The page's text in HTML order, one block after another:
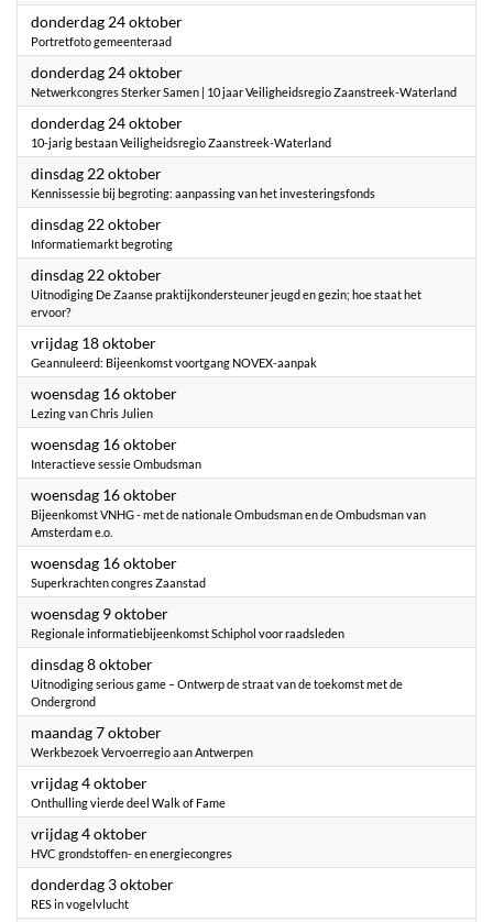
donderdag 24 oktober2024
Portretfoto gemeenteraad
donderdag 24 oktober2024
Netwerkcongres Sterker Samen | 10 jaar Veiligheidsregio Zaanstreek-Waterland
donderdag 24 oktober2024
10-jarig bestaan Veiligheidsregio Zaanstreek-Waterland
dinsdag 22 oktober2024
Kennissessie bij begroting: aanpassing van het investeringsfonds
dinsdag 22 oktober2024
Informatiemarkt begroting
dinsdag 22 oktober2024
Uitnodiging De Zaanse praktijkondersteuner jeugd en gezin; hoe staat het
ervoor?
vrijdag 18 oktober2024
Geannuleerd: Bijeenkomst voortgang NOVEX-aanpak
woensdag 16 oktober2024
Lezing van Chris Julien
woensdag 16 oktober2024
Interactieve sessie Ombudsman
woensdag 16 oktober2024
Bijeenkomst VNHG - met de nationale Ombudsman en de Ombudsman van
Amsterdam e.o.
woensdag 16 oktober2024
Superkrachten congres Zaanstad
woensdag 9 oktober2024
Regionale informatiebijeenkomst Schiphol voor raadsleden
dinsdag 8 oktober2024
Uitnodiging serious game – Ontwerp de straat van de toekomst met de
Ondergrond
maandag 7 oktober2024
Werkbezoek Vervoerregio aan Antwerpen
vrijdag 4 oktober2024
Onthulling vierde deel Walk of Fame
vrijdag 4 oktober2024
HVC grondstoffen- en energiecongres
donderdag 3 oktober2024
RES in vogelvlucht